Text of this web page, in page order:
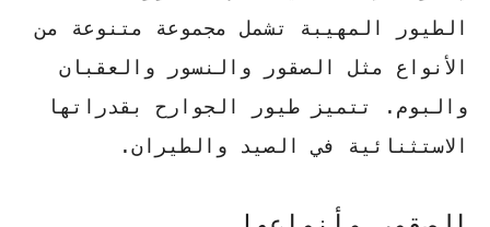
الطيور المهيبة تشمل مجموعة متنوعة من
الأنواع مثل الصقور والنسور والعقبان
والبوم. تتميز طيور الجوارح بقدراتها
الاستثنائية في الصيد والطيران.